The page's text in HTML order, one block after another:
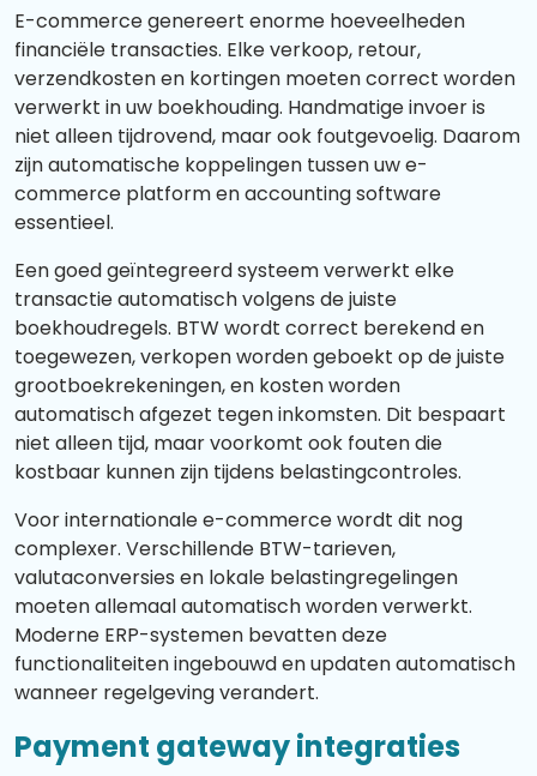
E-commerce genereert enorme hoeveelheden
financiële transacties. Elke verkoop, retour,
verzendkosten en kortingen moeten correct worden
verwerkt in uw boekhouding. Handmatige invoer is
niet alleen tijdrovend, maar ook foutgevoelig. Daarom
zijn automatische koppelingen tussen uw e-
commerce platform en accounting software
essentieel.
Een goed geïntegreerd systeem verwerkt elke
transactie automatisch volgens de juiste
boekhoudregels. BTW wordt correct berekend en
toegewezen, verkopen worden geboekt op de juiste
grootboekrekeningen, en kosten worden
automatisch afgezet tegen inkomsten. Dit bespaart
niet alleen tijd, maar voorkomt ook fouten die
kostbaar kunnen zijn tijdens belastingcontroles.
Voor internationale e-commerce wordt dit nog
complexer. Verschillende BTW-tarieven,
valutaconversies en lokale belastingregelingen
moeten allemaal automatisch worden verwerkt.
Moderne ERP-systemen bevatten deze
functionaliteiten ingebouwd en updaten automatisch
wanneer regelgeving verandert.
Payment gateway integraties